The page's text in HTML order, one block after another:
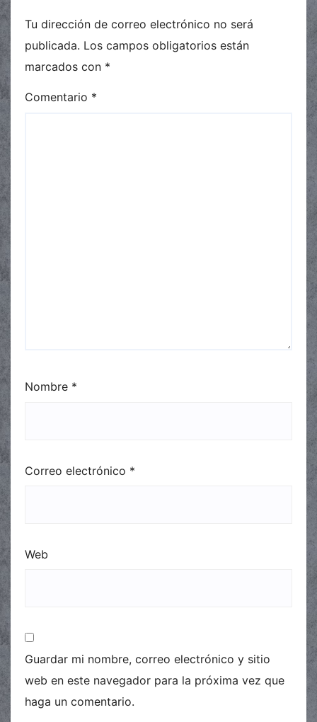
Tu dirección de correo electrónico no será
publicada. Los campos obligatorios están
marcados con *
Comentario *
Nombre *
Correo electrónico *
Web
Guardar mi nombre, correo electrónico y sitio
web en este navegador para la próxima vez que
haga un comentario.